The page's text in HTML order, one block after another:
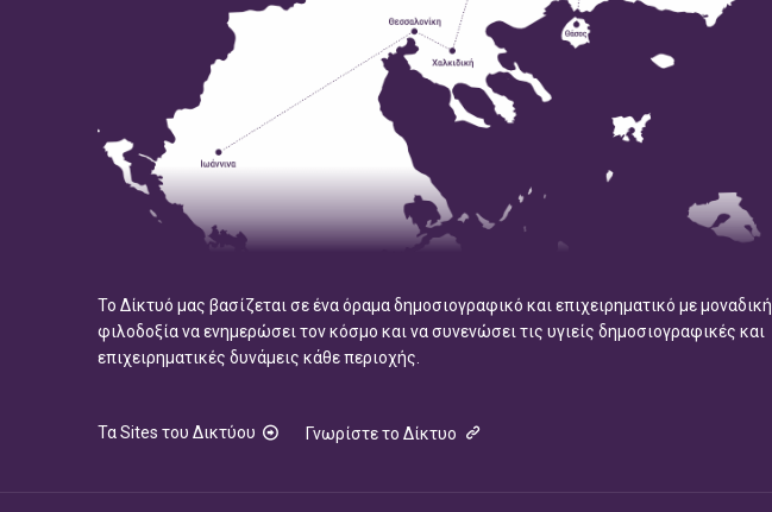
Το Δίκτυό μας βασίζεται σε ένα όραμα δημοσιογραφικό και επιχειρηματικό με μοναδική
φιλοδοξία να ενημερώσει τον κόσμο και να συνενώσει τις υγιείς δημοσιογραφικές και
επιχειρηματικές δυνάμεις κάθε περιοχής.
Τα Sites του Δικτύου Γνωρίστε το Δίκτυο